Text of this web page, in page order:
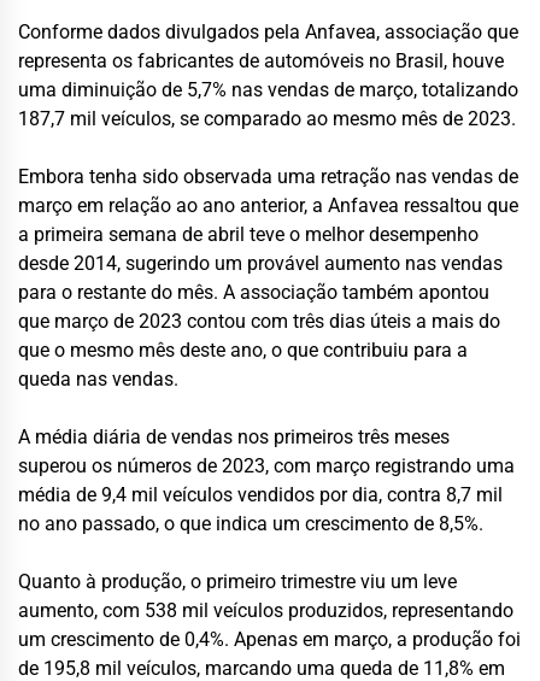
Conforme dados divulgados pela Anfavea, associação que
representa os fabricantes de automóveis no Brasil, houve
uma diminuição de 5,7% nas vendas de março, totalizando
187,7 mil veículos, se comparado ao mesmo mês de 2023.
Embora tenha sido observada uma retração nas vendas de
março em relação ao ano anterior, a Anfavea ressaltou que
a primeira semana de abril teve o melhor desempenho
desde 2014, sugerindo um provável aumento nas vendas
para o restante do mês. A associação também apontou
que março de 2023 contou com três dias úteis a mais do
que o mesmo mês deste ano, o que contribuiu para a
queda nas vendas.
A média diária de vendas nos primeiros três meses
superou os números de 2023, com março registrando uma
média de 9,4 mil veículos vendidos por dia, contra 8,7 mil
no ano passado, o que indica um crescimento de 8,5%.
Quanto à produção, o primeiro trimestre viu um leve
aumento, com 538 mil veículos produzidos, representando
um crescimento de 0,4%. Apenas em março, a produção foi
de 195,8 mil veículos, marcando uma queda de 11,8% em